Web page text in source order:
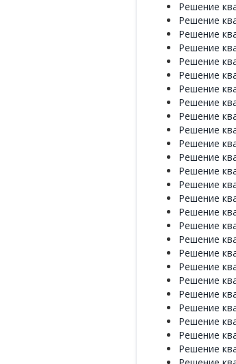
Решение
Решение
Решение
Решение
Решение
Решение
Решение
Решение
Решение
Решение
Решение
Решение
Решение
Решение
Решение
Решение
Решение
Решение
Решение
Решение
Решение
Решение
Решение
Решение
Решение
Решение